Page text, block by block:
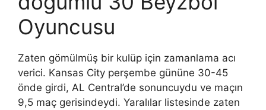
Oyuncusu
Zaten gömülmüş bir kulüp için zamanlama acı
verici. Kansas City perşembe gününe 30-45
önde girdi, AL Central’de sonuncuydu ve maçın
9,5 maç gerisindeydi. Yaralılar listesinde zaten